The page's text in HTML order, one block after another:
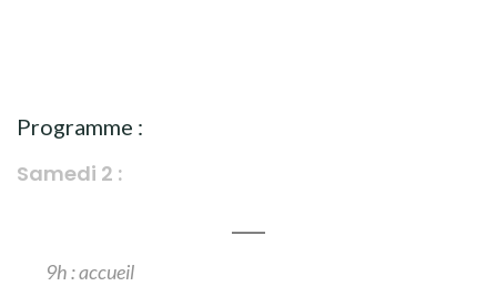
Programme :
Samedi 2 :
9h : accueil